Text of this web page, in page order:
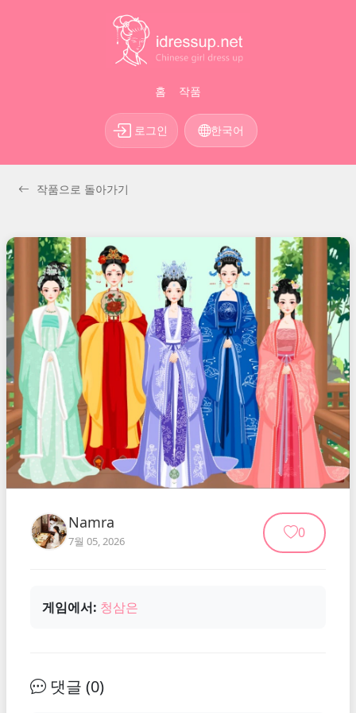
홈 작품
로그인 한국어
작품으로 돌아가기
Namra
7월 05, 2026 0
게임에서: 청삼은
댓글 (0)